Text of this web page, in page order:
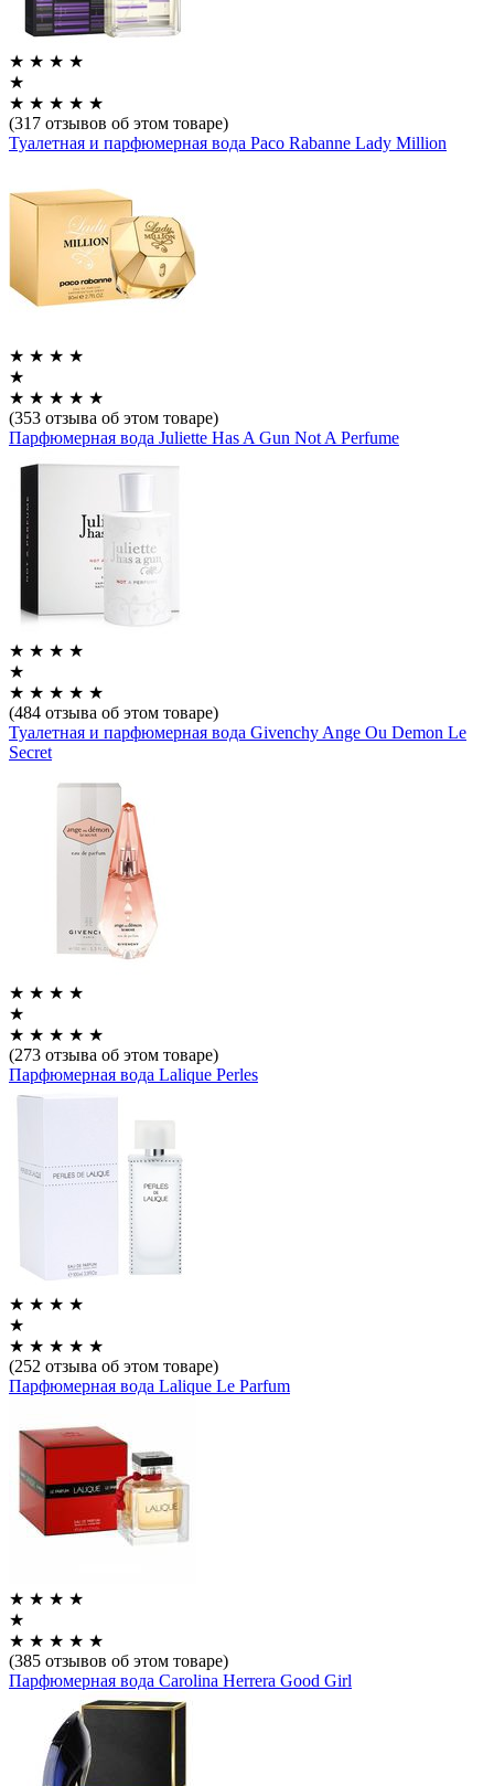
★ ★ ★ ★
★
★ ★ ★ ★ ★
(317 отзывов об этом товаре)
Туалетная и парфюмерная вода Paco Rabanne Lady Million
★ ★ ★ ★
★
★ ★ ★ ★ ★
(353 отзыва об этом товаре)
Парфюмерная вода Juliette Has A Gun Not A Perfume
★ ★ ★ ★
★
★ ★ ★ ★ ★
(484 отзыва об этом товаре)
Туалетная и парфюмерная вода Givenchy Ange Ou Demon Le
Secret
★ ★ ★ ★
★
★ ★ ★ ★ ★
(273 отзыва об этом товаре)
Парфюмерная вода Lalique Perles
★ ★ ★ ★
★
★ ★ ★ ★ ★
(252 отзыва об этом товаре)
Парфюмерная вода Lalique Le Parfum
★ ★ ★ ★
★
★ ★ ★ ★ ★
(385 отзывов об этом товаре)
Парфюмерная вода Carolina Herrera Good Girl